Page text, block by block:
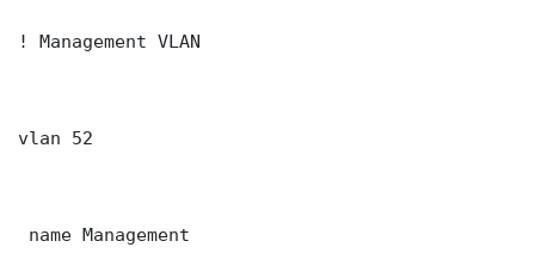
! Management VLAN
vlan 52
name Management